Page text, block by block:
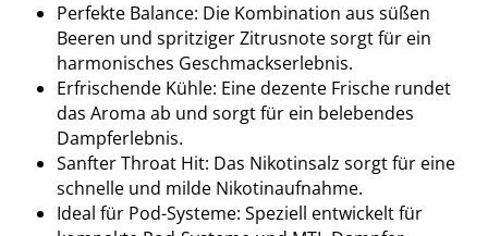
Perfekte Balance: Die Kombination aus süßen
Beeren und spritziger Zitrusnote sorgt für ein
harmonisches Geschmackserlebnis.
Erfrischende Kühle: Eine dezente Frische rundet
das Aroma ab und sorgt für ein belebendes
Dampferlebnis.
Sanfter Throat Hit: Das Nikotinsalz sorgt für eine
schnelle und milde Nikotinaufnahme.
Ideal für Pod-Systeme: Speziell entwickelt für